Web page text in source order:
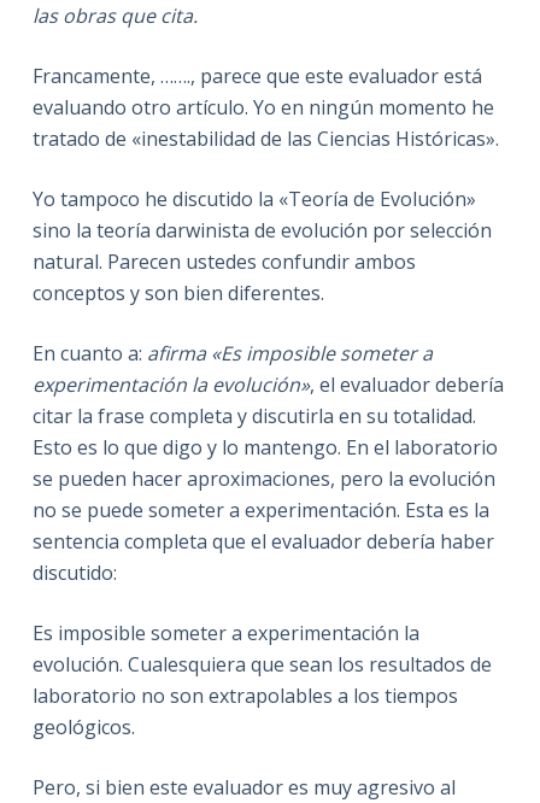
las obras que cita.
Francamente, ……., parece que este evaluador está
evaluando otro artículo. Yo en ningún momento he
tratado de «inestabilidad de las Ciencias Históricas».
Yo tampoco he discutido la «Teoría de Evolución»
sino la teoría darwinista de evolución por selección
natural. Parecen ustedes confundir ambos
conceptos y son bien diferentes.
En cuanto a: afirma «Es imposible someter a
experimentación la evolución», el evaluador debería
citar la frase completa y discutirla en su totalidad.
Esto es lo que digo y lo mantengo. En el laboratorio
se pueden hacer aproximaciones, pero la evolución
no se puede someter a experimentación. Esta es la
sentencia completa que el evaluador debería haber
discutido:
Es imposible someter a experimentación la
evolución. Cualesquiera que sean los resultados de
laboratorio no son extrapolables a los tiempos
geológicos.
Pero, si bien este evaluador es muy agresivo al